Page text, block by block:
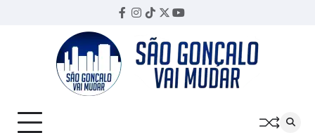
Facebook
Instagram
TikTok
TwitterYouTube